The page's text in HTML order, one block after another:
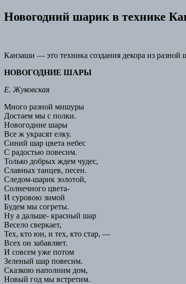
Close
Menu
Новогодний шарик в технике
Канзаши — это техника создания декора из
НОВОГОДНИЕ ШАРЫ
Е. Жуковская
Много разной мишуры
Достаем мы с полки.
Новогодние шары
Все ж украсят елку.
Синий шар цвета небес
С радостью повесим.
Только добрых ждем чудес,
Славных танцев, песен.
Следом-шарик золотой,
Солнечного цвета-
И суровою зимой
Будем мы согреты.
Ну а дальше- красный шар
Весело сверкает,
Тех, кто юн, и тех, кто стар, —
Всех он забавляет.
И совсем уже потом
Зеленый шар повесим.
Сказкою наполним дом,
Новый год мы встретим.